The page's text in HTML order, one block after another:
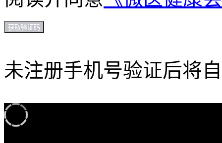
获取验证码
未注册手机号验证后将